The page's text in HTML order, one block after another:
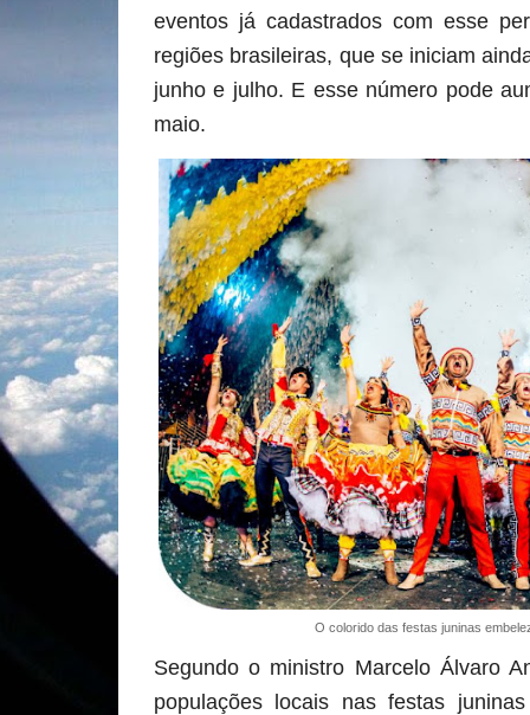
eventos já cadastrados com esse
regiões brasileiras, que se iniciam
junho e julho. E esse número pode
maio.
O colorido das festas juninas
Segundo o ministro Marcelo Álvaro
populações locais nas festas